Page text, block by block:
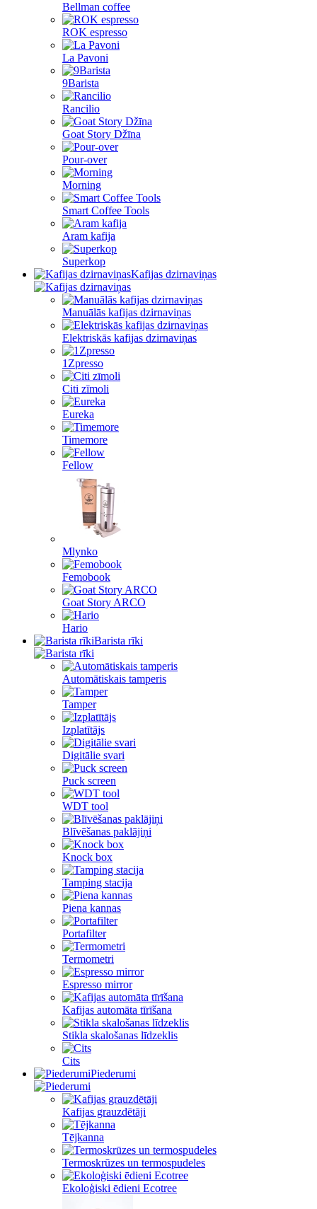
Bellman coffee
ROK espresso
La Pavoni
9Barista
Rancilio
Goat Story Džīna
Pour-over
Morning
Smart Coffee Tools
Aram kafija
Superkop
Kafijas dzirnaviņas
Manuālās kafijas dzirnaviņas
Elektriskās kafijas dzirnaviņas
1Zpresso
Citi zīmoli
Eureka
Timemore
Fellow
Mlynko
Femobook
Goat Story ARCO
Hario
Barista rīki
Automātiskais tamperis
Tamper
Izplatītājs
Digitālie svari
Puck screen
WDT tool
Blīvēšanas paklājiņi
Knock box
Tamping stacija
Piena kannas
Portafilter
Termometri
Espresso mirror
Kafijas automāta tīrīšana
Stikla skalošanas līdzeklis
Cits
Piederumi
Kafijas grauzdētāji
Tējkanna
Termoskrūzes un termospudeles
Ekoloģiski ēdieni Ecotree